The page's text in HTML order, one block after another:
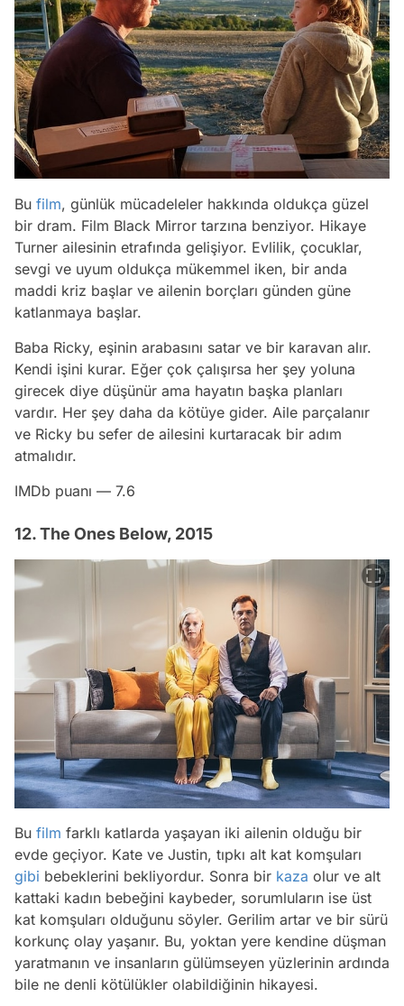
Bu film, günlük mücadeleler hakkında oldukça güzel
bir dram. Film Black Mirror tarzına benziyor. Hikaye
Turner ailesinin etrafında gelişiyor. Evlilik, çocuklar,
sevgi ve uyum oldukça mükemmel iken, bir anda
maddi kriz başlar ve ailenin borçları günden güne
katlanmaya başlar.
Baba Ricky, eşinin arabasını satar ve bir karavan alır.
Kendi işini kurar. Eğer çok çalışırsa her şey yoluna
girecek diye düşünür ama hayatın başka planları
vardır. Her şey daha da kötüye gider. Aile parçalanır
ve Ricky bu sefer de ailesini kurtaracak bir adım
atmalıdır.
IMDb puanı — 7.6
12. The Ones Below, 2015
Bu film farklı katlarda yaşayan iki ailenin olduğu bir
evde geçiyor. Kate ve Justin, tıpkı alt kat komşuları
gibi bebeklerini bekliyordur. Sonra bir kaza olur ve alt
kattaki kadın bebeğini kaybeder, sorumluların ise üst
kat komşuları olduğunu söyler. Gerilim artar ve bir sürü
korkunç olay yaşanır. Bu, yoktan yere kendine düşman
yaratmanın ve insanların gülümseyen yüzlerinin ardında
bile ne denli kötülükler olabildiğinin hikayesi.